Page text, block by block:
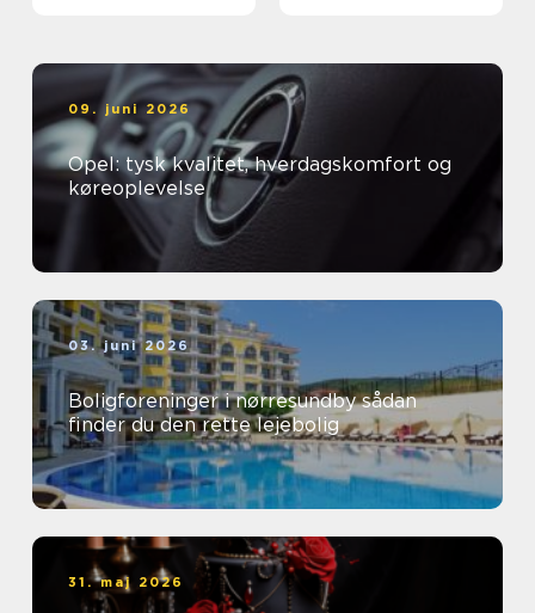
09. juni 2026
Opel: tysk kvalitet, hverdagskomfort og
køreoplevelse
03. juni 2026
Boligforeninger i nørresundby sådan
finder du den rette lejebolig
31. maj 2026